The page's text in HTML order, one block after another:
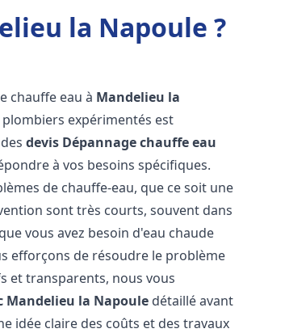
la Napoule ?
chauffe eau à Mandelieu la
expérimentés est
desdevis Dépannage chauffe eau
à vos besoins spécifiques.
de chauffe-eau, que ce soit une
sont très courts, souvent dans
vous avez besoin d'eau chaude
efforçons de résoudre le problème
et transparents, nous vous
Mandelieu la Napoule détaillé avant
idée claire des coûts et des travaux